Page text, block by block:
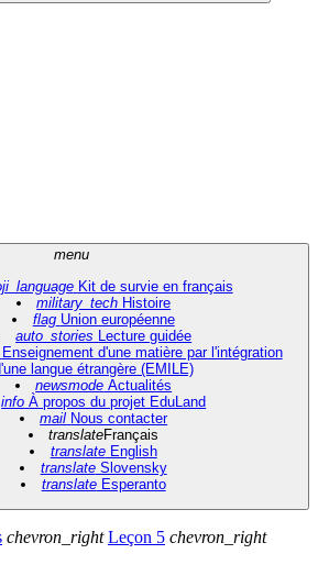
menu
Kit de survie en français
military_tech Histoire
flag Union européenne
auto_stories Lecture guidée
Enseignement d'une matière par l'intégration
langue étrangère (EMILE)
newsmode Actualités
info À propos du projet EduLand
mail Nous contacter
translateFrançais
translateEnglish
translateSlovensky
translateEsperanto
chevron_right Leçon 5 chevron_right